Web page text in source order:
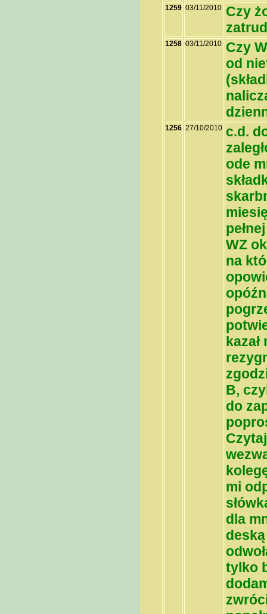
1259 03/11/2010 Czy
1258 03/11/2010 Czy
od
1256 27/10/2010 c.d.
ode
WZ
na
B,
do
mi
dla
tylko